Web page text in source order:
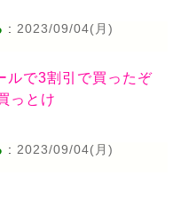
: 2023/09/04(月)
ルで3割引で買ったぞ
っとけ
: 2023/09/04(月)